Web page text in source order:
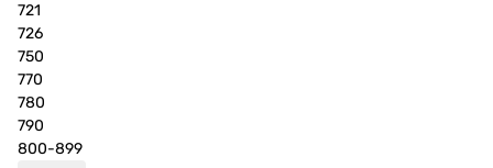
721
726
750
770
780
790
800-899